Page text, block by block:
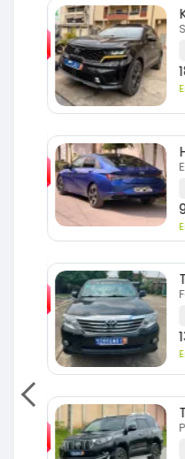
SPÉCIAL